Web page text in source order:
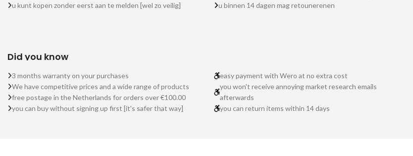
u kunt kopen zonder eerst aan te melden [wel zo veilig]
u binnen 14 dagen mag retounerenen
Did you know
3 months warranty on your purchases
We have competitive prices and a wide range of products
free postage in the Netherlands for orders over €100.00
you can buy without signing up first [it's safer that way]
easy payment with Wero at no extra cost
you won't receive annoying market research emails
afterwards
you can return items within 14 days